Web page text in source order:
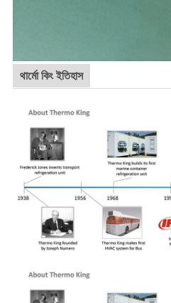
থার্মো কিং ইতিহাস